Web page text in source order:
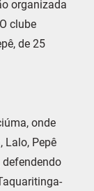
organizada
clube
de 25
onde
Lalo, Pepê